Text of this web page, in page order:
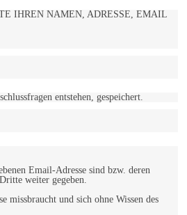
IHREN NAMEN, ADRESSE, EMAIL
entstehen, gespeichert.
Email-Adresse sind bzw. deren
weiter gegeben.
und sich ohne Wissen des